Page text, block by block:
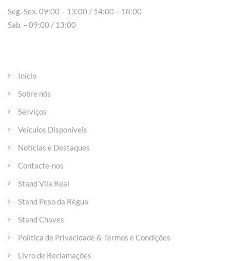
Seg.-Sex. 09:00 – 13:00 / 14:00 – 18:00
Sab. – 09:00 / 13:00
Início
Sobre nós
Serviços
Veículos Disponíveis
Notícias e Destaques
Contacte-nos
Stand Vila Real
Stand Peso da Régua
Stand Chaves
Política de Privacidade & Termos e Condições
Livro de Reclamações